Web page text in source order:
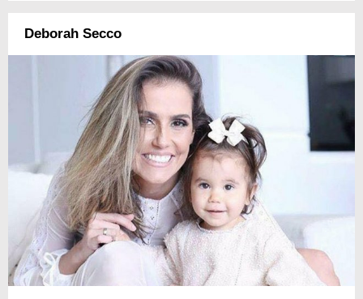
Deborah Secco